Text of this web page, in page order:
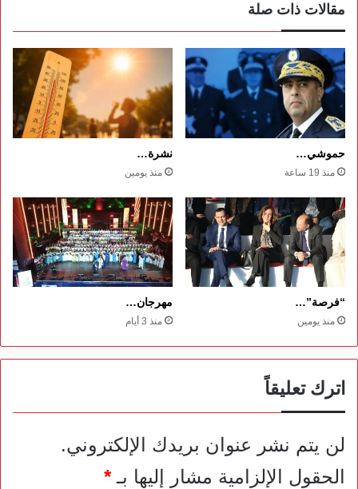
مقالات ذات صلة
حموشي…
منذ 19 ساعة
نشرة…
منذ يومين
“فرصة”…
منذ يومين
مهرجان…
منذ 3 أيام
اترك تعليقاً
لن يتم نشر عنوان بريدك الإلكتروني.
الحقول الإلزامية مشار إليها بـ*